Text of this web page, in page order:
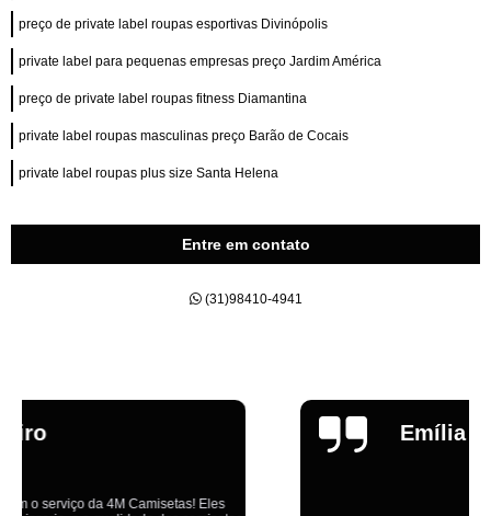
preço de private label roupas esportivas Divinópolis
private label para pequenas empresas preço Jardim América
preço de private label roupas fitness Diamantina
private label roupas masculinas preço Barão de Cocais
private label roupas plus size Santa Helena
Entre em contato
(31)98410-4941